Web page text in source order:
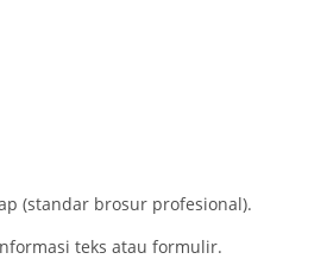
(standar brosur profesional).
teks atau formulir.